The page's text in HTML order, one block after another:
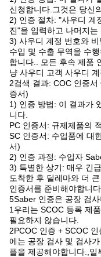
신청합니다.그것은 당신
2) 인증 절차: "사우디 계
진"을 입력하고 나머지는
3) 사우디 계정 번호와
수입 및 수출 무역을 수
합니다.. 모든 후속 제품
냥 사우디 고객 사우디
2검색 결과: COC 인증
증서)
1) 인증 방법: 이 결과가
니다.
PC 인증서: 규제제품의
SC 인증서: 수입품에 대
서)
2) 인증 과정: 수입자
3) 특별한 상기: 매우 긴
도착한 후 딜레마와 더
인증서를 준비해야합니다.
5Saber 인증은 공장 검
1우리는 SCOC 등록 제
필요하지 않습니다.
2PCOC 인증 + SCOC
에는 공장 검사 및 검사
플을 제공해야합니다.,일